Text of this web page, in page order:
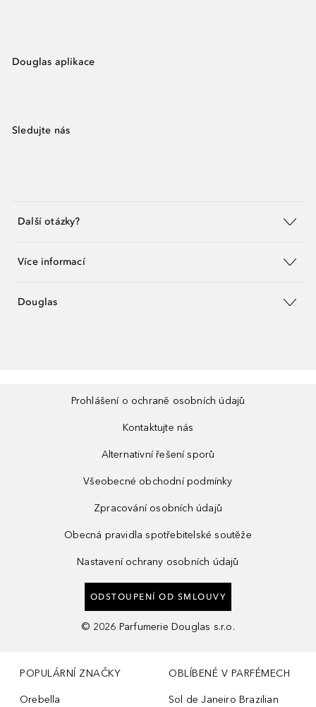
Douglas aplikace
Sledujte nás
Další otázky?
Více informací
Douglas
Prohlášení o ochraně osobních údajů
Kontaktujte nás
Alternativní řešení sporů
Všeobecné obchodní podmínky
Zpracování osobních údajů
Obecná pravidla spotřebitelské soutěže
Nastavení ochrany osobních údajů
ODSTOUPENÍ OD SMLOUVY
© 2026 Parfumerie Douglas s.r.o.
POPULÁRNÍ ZNAČKY
Orebella
OBLÍBENÉ V PARFÉMECH
Sol de Janeiro Brazilian